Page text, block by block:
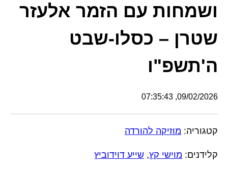
ושמחות עם הזמר אלעזר
שטרן – כסלו-שבט
ה'תשפ"ו
09/02/2026, 07:35:43
קטגוריה: מוזיקה להורדה
קלידנים: מוישי קץ, שייע דוידוביץ